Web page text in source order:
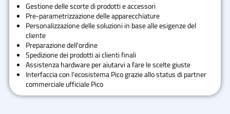
Gestione delle scorte di prodotti e accessori
Pre-parametrizzazione delle apparecchiature
Personalizzazione delle soluzioni in base alle esigenze del
cliente
Preparazione dell'ordine
Spedizione dei prodotti ai clienti finali
Assistenza hardware per aiutarvi a fare le scelte giuste
Interfaccia con l'ecosistema Pico grazie allo status di partner
commerciale ufficiale Pico